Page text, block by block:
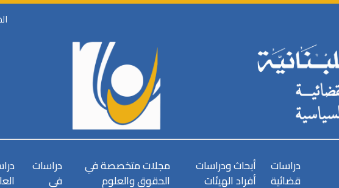
دراسات
قضائية
أبحاث ودراسات
أفراد الهيئات
مجلات متخصصة في
الحقوق والعلوم
دراسات
في